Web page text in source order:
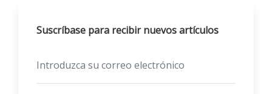
Suscríbase para recibir nuevos artículos